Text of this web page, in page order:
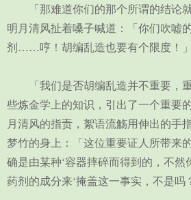
「那难道你们的那个所谓的结论就
明月清风扯着嗓子喊道：「你们吹嘘
剂……哼！胡编乱造也要有个限度！」
「我们是否胡编乱造并不重要，
些炼金学上的知识，引出了一个重要
月清风的指责，絮语流觞用伸出的手
梦竹的身上：「这位重要证人所带来
确是由某种‘容器摔碎而得到的，不然
药剂的成分来‘掩盖这一事实，不是吗